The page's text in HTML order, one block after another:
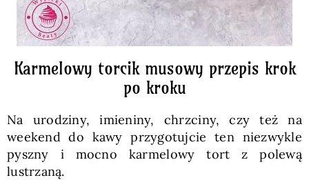
Karmelowy torcik musowy przepis krok
po kroku
Na urodziny, imieniny, chrzciny, czy też na
weekend do kawy przygotujcie ten niezwykle
pyszny i mocno karmelowy tort z polewą
lustrzaną.